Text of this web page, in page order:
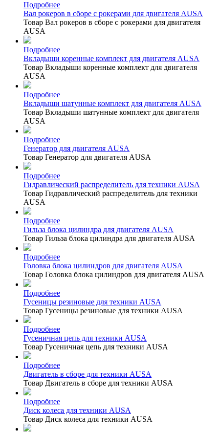
Подробнее
Вал рокеров в сборе с рокерами для двигателя AUSA
Товар Вал рокеров в сборе с рокерами для двигателя
AUSA
Подробнее
Вкладыши коренные комплект для двигателя AUSA
Товар Вкладыши коренные комплект для двигателя
AUSA
Подробнее
Вкладыши шатунные комплект для двигателя AUSA
Товар Вкладыши шатунные комплект для двигателя
AUSA
Подробнее
Генератор для двигателя AUSA
Товар Генератор для двигателя AUSA
Подробнее
Гидравлический распределитель для техники AUSA
Товар Гидравлический распределитель для техники
AUSA
Подробнее
Гильза блока цилиндра для двигателя AUSA
Товар Гильза блока цилиндра для двигателя AUSA
Подробнее
Головка блока цилиндров для двигателя AUSA
Товар Головка блока цилиндров для двигателя AUSA
Подробнее
Гусеницы резиновые для техники AUSA
Товар Гусеницы резиновые для техники AUSA
Подробнее
Гусеничная цепь для техники AUSA
Товар Гусеничная цепь для техники AUSA
Подробнее
Двигатель в сборе для техники AUSA
Товар Двигатель в сборе для техники AUSA
Подробнее
Диск колеса для техники AUSA
Товар Диск колеса для техники AUSA